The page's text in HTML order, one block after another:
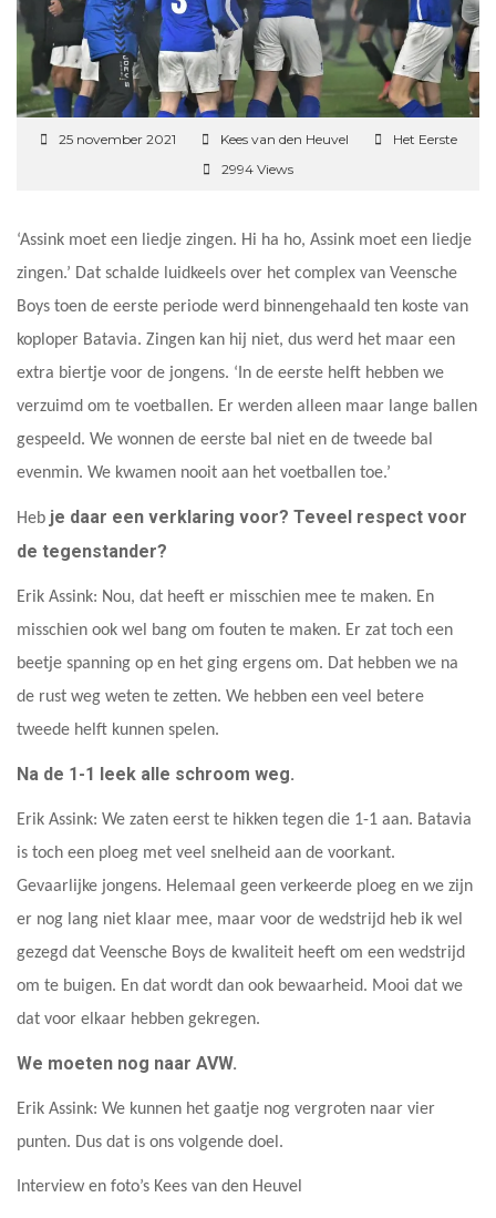
25 november 2021 Kees van den Heuvel
Het Eerste
2994 Views
‘Assink moet een liedje zingen. Hi ha ho, Assink moet een liedje
zingen.’ Dat schalde luidkeels over het complex van Veensche
Boys toen de eerste periode werd binnengehaald ten koste van
koploper Batavia. Zingen kan hij niet, dus werd het maar een
extra biertje voor de jongens. ‘In de eerste helft hebben we
verzuimd om te voetballen. Er werden alleen maar lange ballen
gespeeld. We wonnen de eerste bal niet en de tweede bal
evenmin. We kwamen nooit aan het voetballen toe.’
Heb je daar een verklaring voor? Teveel respect voor
de tegenstander?
Erik Assink: Nou, dat heeft er misschien mee te maken. En
misschien ook wel bang om fouten te maken. Er zat toch een
beetje spanning op en het ging ergens om. Dat hebben we na
de rust weg weten te zetten. We hebben een veel betere
tweede helft kunnen spelen.
Na de 1-1 leek alle schroom weg.
Erik Assink: We zaten eerst te hikken tegen die 1-1 aan. Batavia
is toch een ploeg met veel snelheid aan de voorkant.
Gevaarlijke jongens. Helemaal geen verkeerde ploeg en we zijn
er nog lang niet klaar mee, maar voor de wedstrijd heb ik wel
gezegd dat Veensche Boys de kwaliteit heeft om een wedstrijd
om te buigen. En dat wordt dan ook bewaarheid. Mooi dat we
dat voor elkaar hebben gekregen.
We moeten nog naar AVW.
Erik Assink: We kunnen het gaatje nog vergroten naar vier
punten. Dus dat is ons volgende doel.
Interview en foto’s Kees van den Heuvel